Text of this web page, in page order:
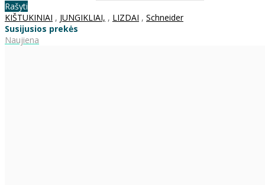
Rašyti
KIŠTUKINIAI , JUNGIKLIAI, , LIZDAI , Schneider
Susijusios prekės
Naujiena